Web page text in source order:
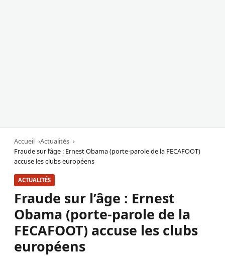
Accueil
Actualités
Fraude sur l’âge : Ernest Obama (porte-parole de la FECAFOOT)
accuse les clubs européens
ACTUALITÉS
Fraude sur l’âge : Ernest
Obama (porte-parole de la
FECAFOOT) accuse les clubs
européens